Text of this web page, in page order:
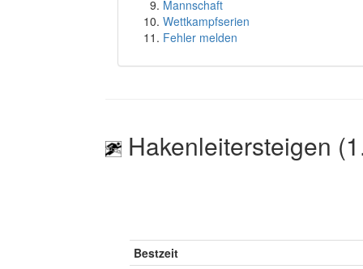
Mannschaft
Wettkampfserien
Fehler melden
Hakenleitersteigen
Bestzeit